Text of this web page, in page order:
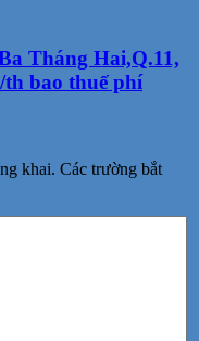
Tháng Hai,Q.11,
th bao thuế phí
khai. Các trường bắt